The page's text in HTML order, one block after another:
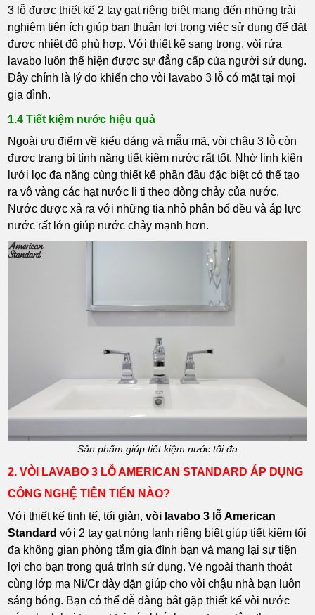
3 lỗ được thiết kế 2 tay gạt riêng biệt mang đến những trải
nghiệm tiện ích giúp bạn thuận lợi trong việc sử dụng để đặt
được nhiệt độ phù hợp. Với thiết kế sang trọng, vòi rửa
lavabo luôn thể hiện được sự đẳng cấp của người sử dụng.
Đây chính là lý do khiến cho vòi lavabo 3 lỗ có mặt tại mọi
gia đình.
1.4 Tiết kiệm nước hiệu quả
Ngoài ưu điểm về kiểu dáng và mẫu mã, vòi chậu 3 lỗ còn
được trang bị tính năng tiết kiệm nước rất tốt. Nhờ linh kiện
lưới lọc đa năng cùng thiết kế phần đầu đặc biệt có thể tạo
ra vô vàng các hạt nước li ti theo dòng chảy của nước.
Nước được xả ra với những tia nhỏ phân bố đều và áp lực
nước rất lớn giúp nước chảy mạnh hơn.
Sản phẩm giúp tiết kiệm nước tối đa
2. VÒI LAVABO 3 LỖ AMERICAN STANDARD ÁP DỤNG
CÔNG NGHỆ TIÊN TIẾN NÀO?
Với thiết kế tinh tế, tối giản, vòi lavabo 3 lỗ American
Standard với 2 tay gạt nóng lạnh riêng biệt giúp tiết kiệm tối
đa không gian phòng tắm gia đình bạn và mang lại sự tiện
lợi cho bạn trong quá trình sử dụng. Vẻ ngoài thanh thoát
cùng lớp mạ Ni/Cr dày dặn giúp cho vòi chậu nhà bạn luôn
sáng bóng. Bạn có thể dễ dàng bắt gặp thiết kế vòi nước